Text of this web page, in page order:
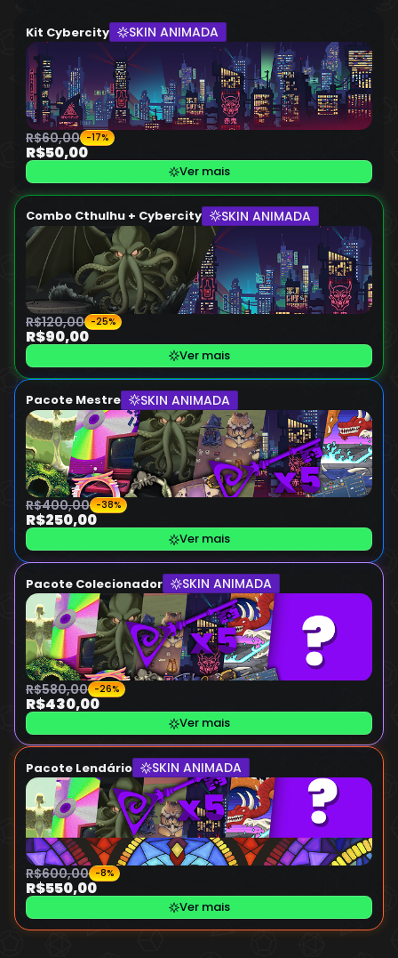
Kit Cybercity SKIN ANIMADA
R$60,00 -17%
R$50,00
Ver mais
Combo Cthulhu + Cybercity SKIN ANIMADA
R$120,00 -25%
R$90,00
Ver mais
Pacote Mestre SKIN ANIMADA
R$400,00 -38%
R$250,00
Ver mais
Pacote Colecionador SKIN ANIMADA
R$580,00 -26%
R$430,00
Ver mais
Pacote Lendário SKIN ANIMADA
R$600,00 -8%
R$550,00
Ver mais